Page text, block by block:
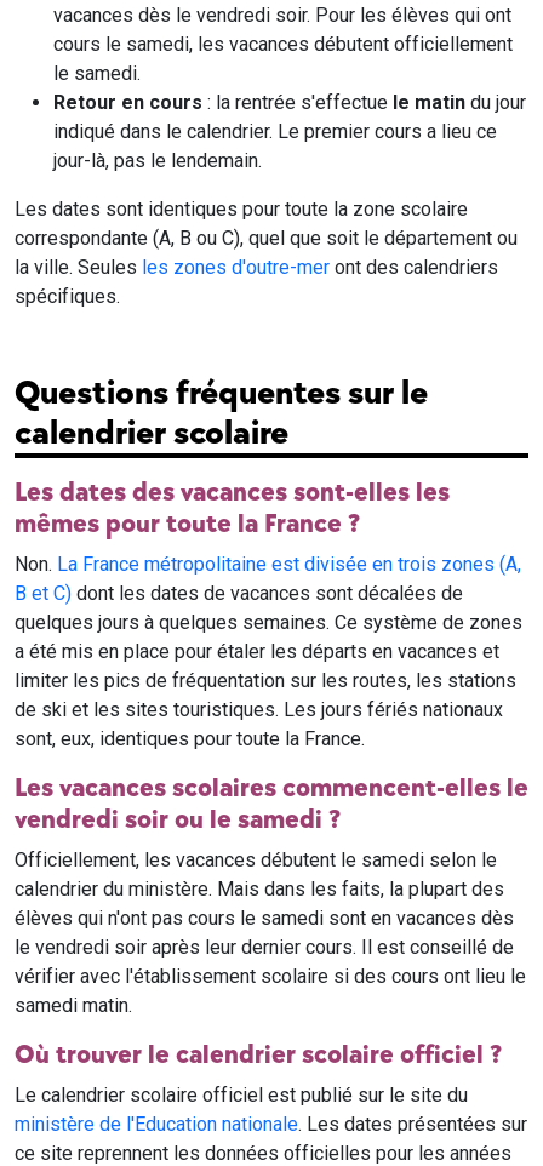
vacances dès le vendredi soir. Pour les élèves qui ont
cours le samedi, les vacances débutent officiellement
le samedi.
Retour en cours : la rentrée s'effectue le matin du jour
indiqué dans le calendrier. Le premier cours a lieu ce
jour-là, pas le lendemain.
Les dates sont identiques pour toute la zone scolaire
correspondante (A, B ou C), quel que soit le département ou
la ville. Seules les zones d'outre-mer ont des calendriers
spécifiques.
Questions fréquentes sur le
calendrier scolaire
Les dates des vacances sont-elles les
mêmes pour toute la France ?
Non. La France métropolitaine est divisée en trois zones (A,
B et C) dont les dates de vacances sont décalées de
quelques jours à quelques semaines. Ce système de zones
a été mis en place pour étaler les départs en vacances et
limiter les pics de fréquentation sur les routes, les stations
de ski et les sites touristiques. Les jours fériés nationaux
sont, eux, identiques pour toute la France.
Les vacances scolaires commencent-elles le
vendredi soir ou le samedi ?
Officiellement, les vacances débutent le samedi selon le
calendrier du ministère. Mais dans les faits, la plupart des
élèves qui n'ont pas cours le samedi sont en vacances dès
le vendredi soir après leur dernier cours. Il est conseillé de
vérifier avec l'établissement scolaire si des cours ont lieu le
samedi matin.
Où trouver le calendrier scolaire officiel ?
Le calendrier scolaire officiel est publié sur le site du
ministère de l'Education nationale. Les dates présentées sur
ce site reprennent les données officielles pour les années